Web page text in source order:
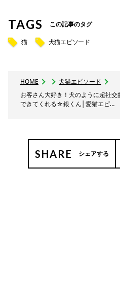
TAGS この記事のタグ
猫 犬猫エピソード
HOME
犬猫エピソード
お客さん大好き！犬のように超社
できてくれる☆銀くん│愛猫エピ…
SHARE シェアする